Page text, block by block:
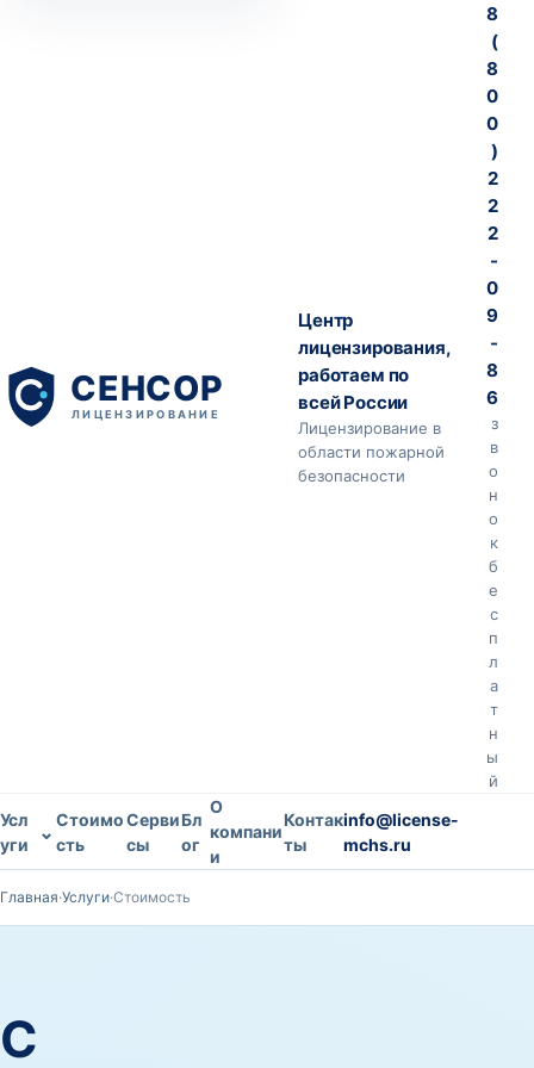
Центр
лицензирования,
работаем по
всей России
Лицензирование в
области пожарной
безопасности
8
(
8
0
0
)
2
2
2
-
0
9
-
8
6
з
в
о
н
о
к
б
е
с
п
л
а
т
н
ы
й
Усл
уги
⌄
Стоимо
сть
Серви
сы
Бл
ог
О
компани
и
Контак
ты
info@license-
mchs.ru
Главная·Услуги·Стоимость
С